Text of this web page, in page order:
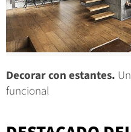
Decorar con estantes.
funcional